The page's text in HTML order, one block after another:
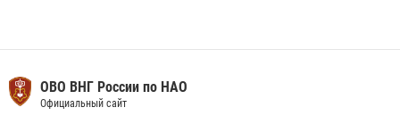
ОВО ВНГ России по НАО
Официальный сайт